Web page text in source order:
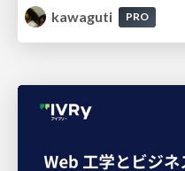
kawaguti
PRO